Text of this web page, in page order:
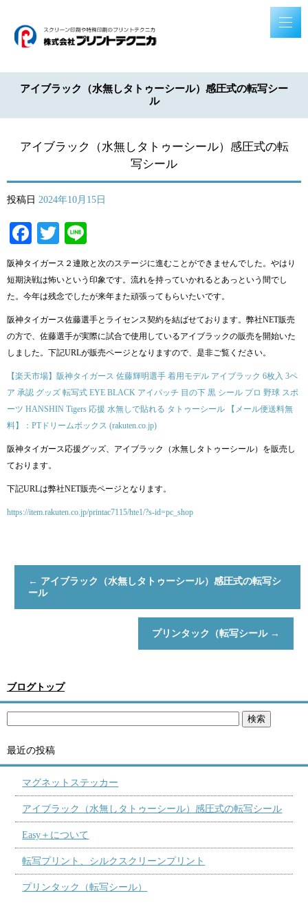
アイブラック（水無しタトゥーシール）感圧式の転写シー
ル
アイブラック（水無しタトゥーシール）感圧式の転
写シール
投稿日 2024年10月15日
Facebook
Twitter
阪神タイガース２連敗と次のステージに進むことができませんでした。やはり
短期決戦は怖いという印象です。流れを持っていかれるとあっという間でし
た。今年は残念でしたが来年また頑張ってもらいたいです。
阪神タイガース佐藤選手とライセンス契約を結ばせております。弊社NET販売
の方で、佐藤選手が実際に試合で使用しているアイブラックの販売を開始いた
しました。下記URLが販売ページとなりますので、是非ご覧ください。
【楽天市場】阪神タイガース 佐藤輝明選手 着用モデル アイブラック 6枚入 3ペ
ア 承認 グッズ 転写式 EYE BLACK アイパッチ 目の下 黒 シール プロ 野球 スポ
ーツ HANSHIN Tigers 応援 水無しで貼れる タトゥーシール 【メール便送料無
料】：PTドリームボックス (rakuten.co.jp)
阪神タイガース応援グッズ、アイブラック（水無しタトゥーシール）を販売し
ております。
下記URLは弊社NET販売ページとなります。
https://item.rakuten.co.jp/printac7115/hte1/?s-id=pc_shop
← アイブラック（水無しタトゥーシール）感圧式の転写シ
ール
プリンタック（転写シール →
ブログトップ
最近の投稿
マグネットステッカー
アイブラック（水無しタトゥーシール）感圧式の転写シール
Easy＋について
転写プリント、シルクスクリーンプリント
プリンタック（転写シール）